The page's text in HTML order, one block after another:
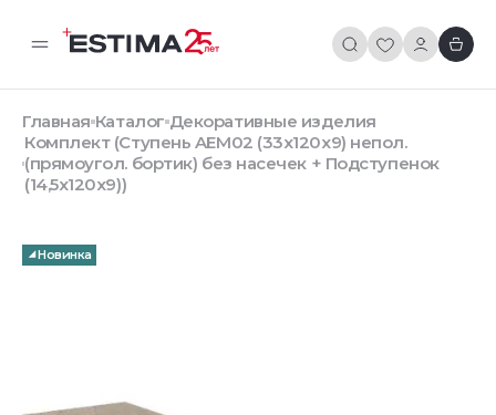
Главная Каталог Декоративные изделия
Комплект (Ступень AEM02 (33x120x9) непол.
(прямоугол. бортик) без насечек + Подступенок
(14,5x120x9))
Новинка